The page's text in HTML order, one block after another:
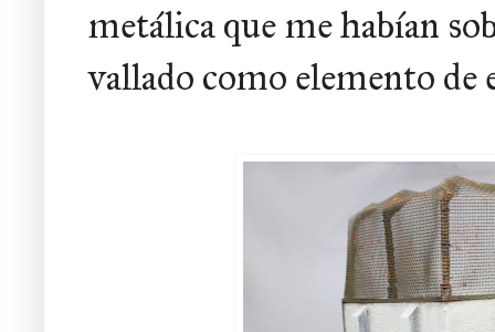
metálica que me habían
vallado como elemento de